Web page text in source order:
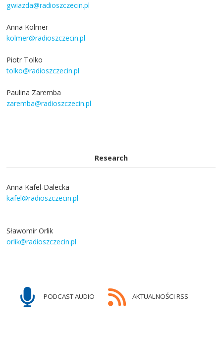
gwiazda@radioszczecin.pl
Anna Kolmer
kolmer@radioszczecin.pl
Piotr Tolko
tolko@radioszczecin.pl
Paulina Zaremba
zaremba@radioszczecin.pl
Research
Anna Kafel-Dalecka
kafel@radioszczecin.pl
Sławomir Orlik
orlik@radioszczecin.pl
PODCAST AUDIO AKTUALNOŚCI RSS